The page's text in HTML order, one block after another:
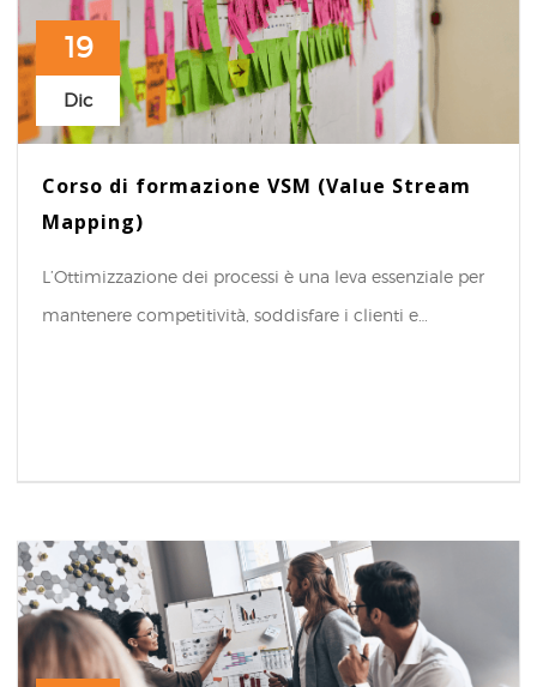
19
Dic
Corso di formazione VSM (Value Stream
Mapping)
L’Ottimizzazione dei processi è una leva essenziale per
mantenere competitività, soddisfare i clienti e…